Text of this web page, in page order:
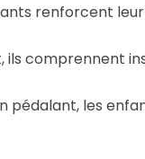
renforcent
ils comprennent
pédalant, les